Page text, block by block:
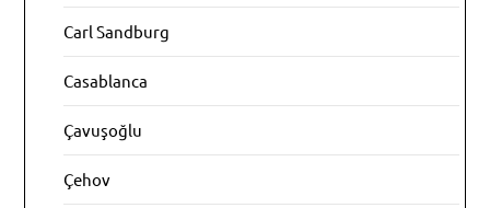
Carl Sandburg
Casablanca
Çavuşoğlu
Çehov